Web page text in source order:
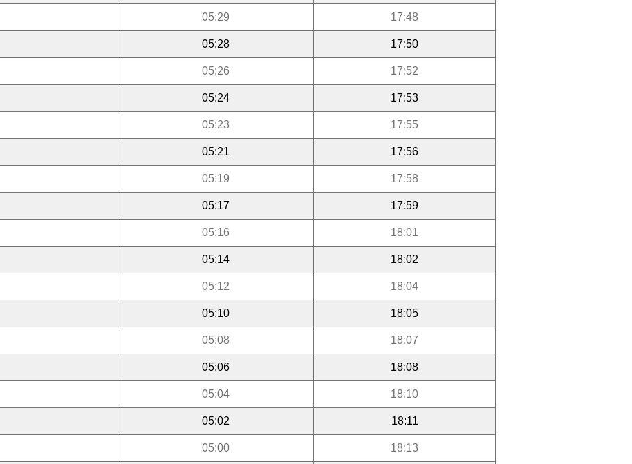
05:29 17:48
05:28 17:50
05:26 17:52
05:24 17:53
05:23 17:55
05:21 17:56
05:19 17:58
05:17 17:59
05:16 18:01
05:14 18:02
05:12 18:04
05:10 18:05
05:08 18:07
05:06 18:08
05:04 18:10
05:02 18:11
05:00 18:13